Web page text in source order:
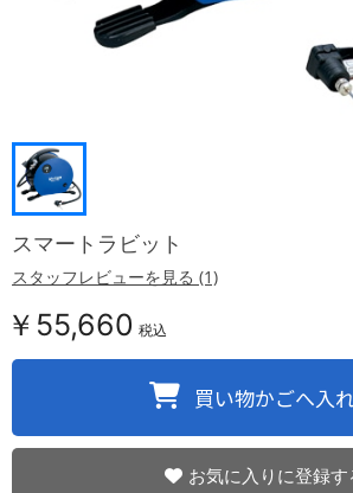
スマートラビット
スタッフレビューを見る (1)
￥55,660 税込
お気に入りに登録す